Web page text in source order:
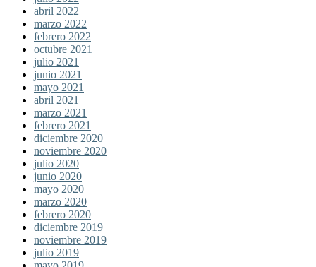
abril 2022
marzo 2022
febrero 2022
octubre 2021
julio 2021
junio 2021
mayo 2021
abril 2021
marzo 2021
febrero 2021
diciembre 2020
noviembre 2020
julio 2020
junio 2020
mayo 2020
marzo 2020
febrero 2020
diciembre 2019
noviembre 2019
julio 2019